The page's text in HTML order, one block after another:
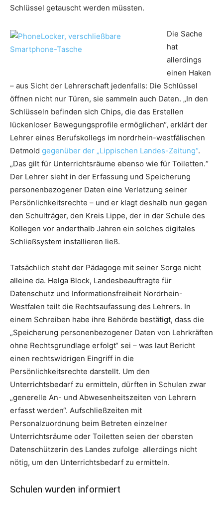
Schlüssel getauscht werden müssten.
Die Sache
hat
allerdings
einen Haken
– aus Sicht der Lehrerschaft jedenfalls: Die Schlüssel
öffnen nicht nur Türen, sie sammeln auch Daten. „In den
Schlüsseln befinden sich Chips, die das Erstellen
lückenloser Bewegungsprofile ermöglichen“, erklärt der
Lehrer eines Berufskollegs im nordrhein-westfälischen
Detmold gegenüber der „Lippischen Landes-Zeitung“.
„Das gilt für Unterrichtsräume ebenso wie für Toiletten.“
Der Lehrer sieht in der Erfassung und Speicherung
personenbezogener Daten eine Verletzung seiner
Persönlichkeitsrechte – und er klagt deshalb nun gegen
den Schulträger, den Kreis Lippe, der in der Schule des
Kollegen vor anderthalb Jahren ein solches digitales
Schließsystem installieren ließ.
Tatsächlich steht der Pädagoge mit seiner Sorge nicht
alleine da. Helga Block, Landesbeauftragte für
Datenschutz und Informationsfreiheit Nordrhein-
Westfalen teilt die Rechtsaufassung des Lehrers. In
einem Schreiben habe ihre Behörde bestätigt, dass die
„Speicherung personenbezogener Daten von Lehrkräften
ohne Rechtsgrundlage erfolgt“ sei – was laut Bericht
einen rechtswidrigen Eingriff in die
Persönlichkeitsrechte darstellt. Um den
Unterrichtsbedarf zu ermitteln, dürften in Schulen zwar
„generelle An- und Abwesenheitszeiten von Lehrern
erfasst werden“. Aufschließzeiten mit
Personalzuordnung beim Betreten einzelner
Unterrichtsräume oder Toiletten seien der obersten
Datenschützerin des Landes zufolge allerdings nicht
nötig, um den Unterrichtsbedarf zu ermitteln.
Schulen wurden informiert